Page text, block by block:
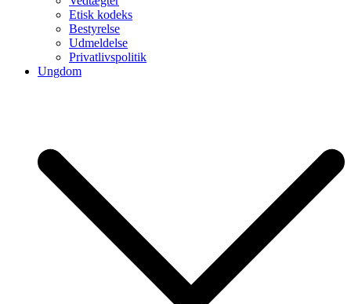
Etisk kodeks
Bestyrelse
Udmeldelse
Privatlivspolitik
Ungdom